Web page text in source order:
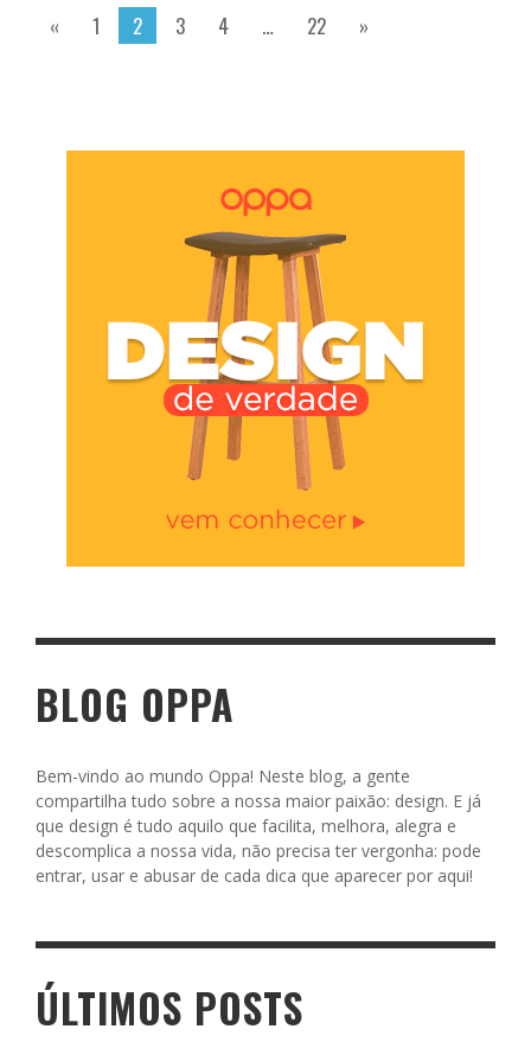
« 1 2 3 4 … 22 »
BLOG OPPA
Bem-vindo ao mundo Oppa! Neste blog, a gente
compartilha tudo sobre a nossa maior paixão: design. E já
que design é tudo aquilo que facilita, melhora, alegra e
descomplica a nossa vida, não precisa ter vergonha: pode
entrar, usar e abusar de cada dica que aparecer por aqui!
ÚLTIMOS POSTS